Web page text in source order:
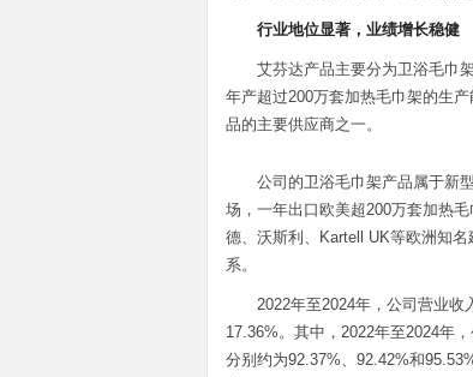
行业地位显著，业绩增长稳健
艾芬达产品主要分为卫浴毛巾
年产超过200万套加热毛巾架的生
品的主要供应商之一。
公司的卫浴毛巾架产品属于新
场，一年出口欧美超200万套加热
德、沃斯利、Kartell UK等欧洲知
系。
2022年至2024年，公司营业收
17.36%。其中，2022年至2024年
分别约为92.37%、92.42%和